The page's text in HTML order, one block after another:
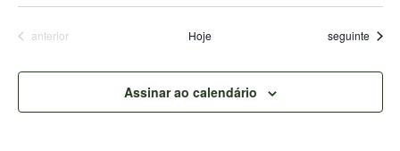
Eventos
anterior Hoje Eventos
seguinte
Assinar ao calendário